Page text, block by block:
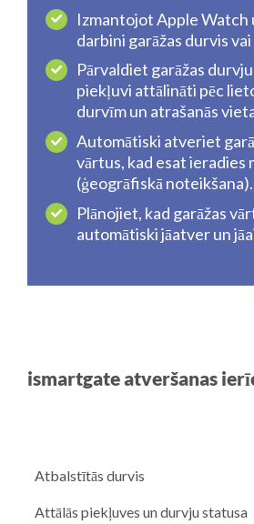
Izmantojot Apple Watch
darbini garāžas durvis
Pārvaldiet garāžas
piekļuvi attālināti pēc
durvīm un atrašanās
Automātiski atveriet
vārtus, kad esat ieradies
(ģeogrāfiskā noteikšana).
Plānojiet, kad garāžas
automātiski jāatver un
ismartgate atveršanas
Atbalstītās durvis
Attālās piekļuves un durvju statusa